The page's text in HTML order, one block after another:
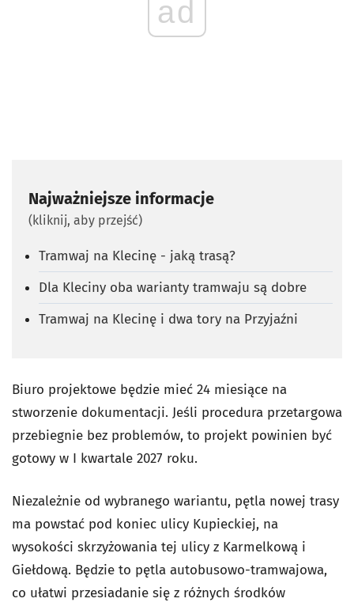
ad
Najważniejsze informacje
(kliknij, aby przejść)
Tramwaj na Klecinę - jaką trasą?
Dla Kleciny oba warianty tramwaju są dobre
Tramwaj na Klecinę i dwa tory na Przyjaźni
Biuro projektowe będzie mieć 24 miesiące na
stworzenie dokumentacji. Jeśli procedura przetargowa
przebiegnie bez problemów, to projekt powinien być
gotowy w I kwartale 2027 roku.
Niezależnie od wybranego wariantu, pętla nowej trasy
ma powstać pod koniec ulicy Kupieckiej, na
wysokości skrzyżowania tej ulicy z Karmelkową i
Giełdową. Będzie to pętla autobusowo-tramwajowa,
co ułatwi przesiadanie się z różnych środków